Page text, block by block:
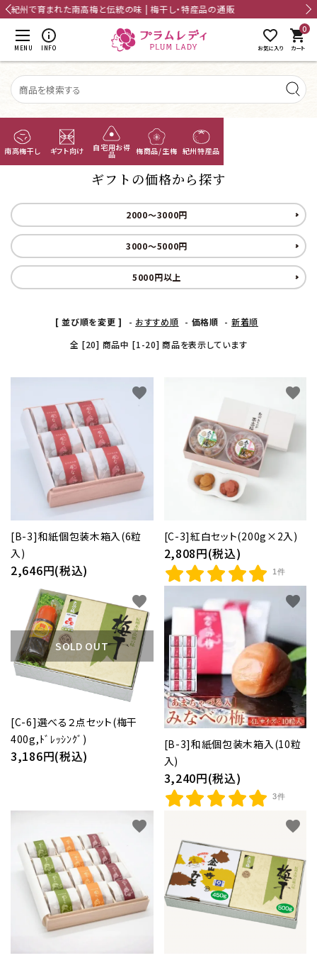
card_giftcard 送料無料 20,000円以上のお買上げで送料無料
MENU INFO お気に入り
0
shopping_cart
カート
無添加梅干し
あまちゃづる
つぶれ梅
国産干し梅
南高梅干し ギフト向け 自宅用お得
品 梅商品/生梅 紀州特産品
ACCOUNT MENU
ようこそ ゲスト 様
meeting_room person 新規会員登録
個包装梅干し
種無し干し梅(国産)
梅酒
梅関連商品
生梅(果実の梅)
ギフト
つぶれ梅・ご自宅用
和歌山産みかん
紀州産野菜・特産品
紀州梅通信
お客様ガイド
ご利用ガイド
プライバシーポリシー
特定商取引法について
お問い合わせ
TOP ギフトの価格から探す
ギフトの価格から探す
2000～3000円
3000～5000円
5000円以上
[ 並び順を変更 ] - おすすめ順 - 価格順 - 新着順
全 [20] 商品中 [1-20] 商品を表示しています
[B-3]和紙個包装木箱入(6粒
入)
2,646円(税込)
favorite
[C-3]紅白セット(200g×2入)
2,808円(税込)
1件
favorite
SOLD OUT
[C-6]選べる２点セット(梅干
400g,ﾄﾞﾚｯｼﾝｸﾞ)
3,186円(税込)
favorite
[B-3]和紙個包装木箱入(10粒
入)
3,240円(税込)
3件
favorite
favorite favorite